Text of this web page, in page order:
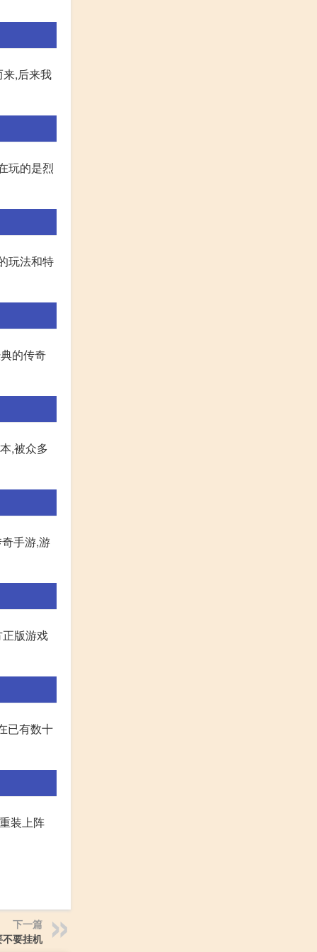
,后来我
玩的是烈
玩法和特
的传奇
,被众多
手游,游
版游戏
已有数十
装上阵
下一篇
要挂机